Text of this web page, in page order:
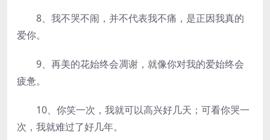
8、我不哭不闹，并不代表我不痛，是正因我真的
爱你。
9、再美的花始终会凋谢，就像你对我的爱始终会
疲惫。
10、你笑一次，我就可以高兴好几天；可看你哭一
次，我就难过了好几年。